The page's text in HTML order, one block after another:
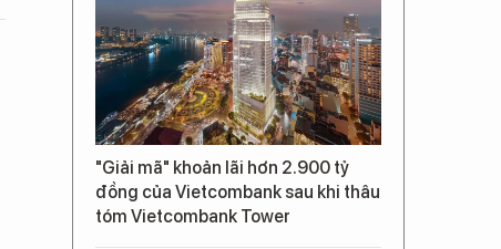
"Giải mã" khoản lãi hơn 2.900 tỷ
đồng của Vietcombank sau khi thâu
tóm Vietcombank Tower